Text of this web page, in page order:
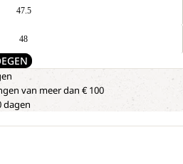
47.5
48
van meer dan € 100
dagen